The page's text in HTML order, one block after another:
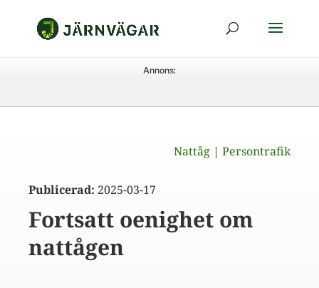
Annons:
Nattåg | Persontrafik
Publicerad: 2025-03-17
Fortsatt oenighet om
nattågen